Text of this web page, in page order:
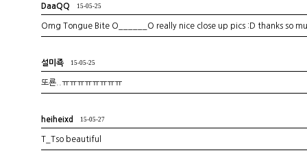
DaaQQ 15-05-25
Omg Tongue Bite O______O really nice close up pics :D thanks so
설미죡 15-05-25
또룐..ㅠㅠㅠㅠㅠㅠㅠㅠ
heiheixd 15-05-27
T_Tso beautiful